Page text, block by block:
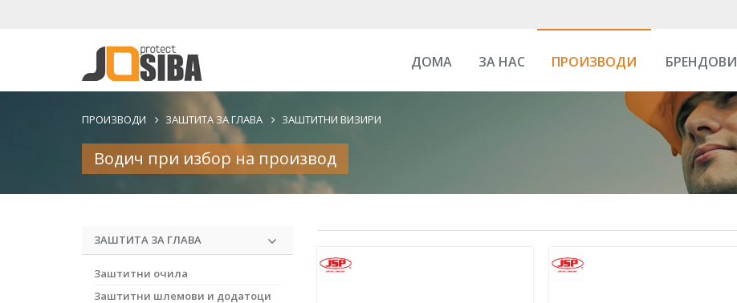
ДОМА ЗА НАС ПРОИЗВОДИ БРЕНДОВИ
ПРОИЗВОДИ ЗАШТИТА ЗА ГЛАВА ЗАШТИТНИ ВИЗИРИ
Водич при избор на производ
ЗАШТИТА ЗА ГЛАВА
Заштитни очила
Заштитни шлемови и додатоци